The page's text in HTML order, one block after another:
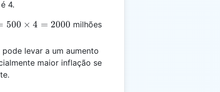
4.
500 × 4 = 2000 milhões
pode levar a um aumento
maior inflação se